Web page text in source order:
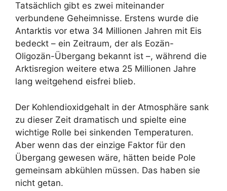
Tatsächlich gibt es zwei miteinander
verbundene Geheimnisse. Erstens wurde die
Antarktis vor etwa 34 Millionen Jahren mit Eis
bedeckt – ein Zeitraum, der als Eozän-
Oligozän-Übergang bekannt ist –, während die
Arktisregion weitere etwa 25 Millionen Jahre
lang weitgehend eisfrei blieb.
Der Kohlendioxidgehalt in der Atmosphäre sank
zu dieser Zeit dramatisch und spielte eine
wichtige Rolle bei sinkenden Temperaturen.
Aber wenn das der einzige Faktor für den
Übergang gewesen wäre, hätten beide Pole
gemeinsam abkühlen müssen. Das haben sie
nicht getan.